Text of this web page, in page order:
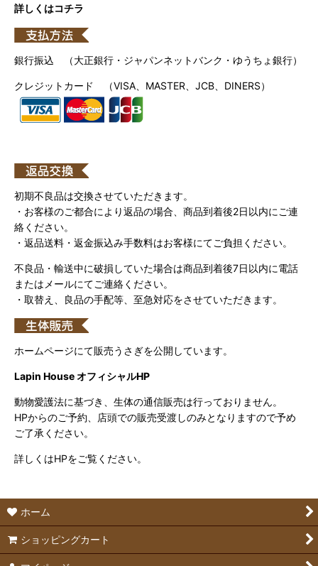
詳しくはコチラ
銀行振込 （大正銀行・ジャパンネットバンク・ゆうちょ銀行）
クレジットカード （VISA、MASTER、JCB、DINERS）
初期不良品は交換させていただきます。
・お客様のご都合により返品の場合、商品到着後2日以内にご連
絡ください。
・返品送料・返金振込み手数料はお客様にてご負担ください。
不良品・輸送中に破損していた場合は商品到着後7日以内に電話
またはメールにてご連絡ください。
・取替え、良品の手配等、至急対応をさせていただきます。
ホームページにて販売うさぎを公開しています。
Lapin House オフィシャルHP
動物愛護法に基づき、生体の通信販売は行っておりません。
HPからのご予約、店頭での販売受渡しのみとなりますので予め
ご了承ください。
詳しくはHPをご覧ください。
ホーム
ショッピングカート